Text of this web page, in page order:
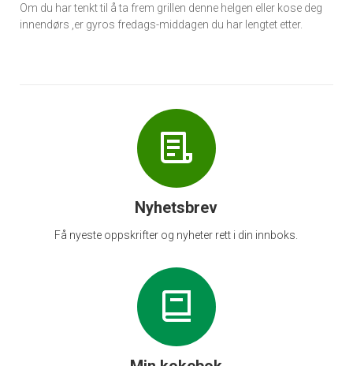
Om du har tenkt til å ta frem grillen denne helgen eller kose deg
innendørs ,er gyros fredags-middagen du har lengtet etter.
Nyhetsbrev
Få nyeste oppskrifter og nyheter rett i din innboks.